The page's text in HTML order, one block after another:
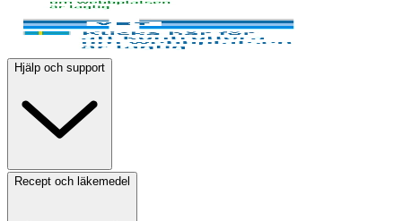
Hjälp och support
Recept och läkemedel